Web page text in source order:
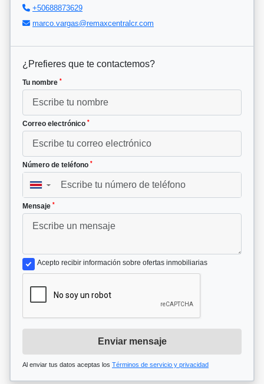
+50688873629
marco.vargas@remaxcentralcr.com
¿Prefieres que te contactemos?
Tu nombre *
Correo electrónico *
Número de teléfono *
▼
Mensaje *
Acepto recibir información sobre ofertas inmobiliarias
Enviar mensaje
Al enviar tus datos aceptas los Términos de servicio y privacidad